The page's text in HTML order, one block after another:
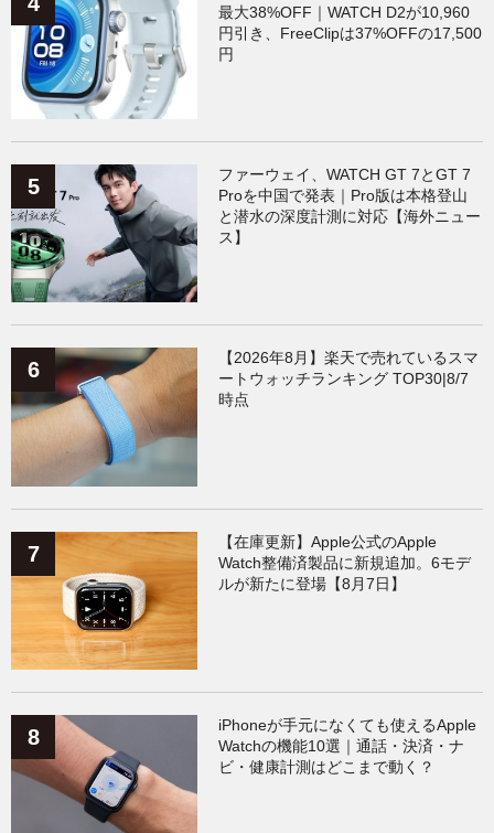
最大38%OFF｜WATCH D2が10,960
円引き、FreeClipは37%OFFの17,500
円
ファーウェイ、WATCH GT 7とGT 7
Proを中国で発表｜Pro版は本格登山
と潜水の深度計測に対応【海外ニュー
ス】
【2026年8月】楽天で売れているスマ
ートウォッチランキング TOP30|8/7
時点
【在庫更新】Apple公式のApple
Watch整備済製品に新規追加。6モデ
ルが新たに登場【8月7日】
iPhoneが手元になくても使えるApple
Watchの機能10選｜通話・決済・ナ
ビ・健康計測はどこまで動く？